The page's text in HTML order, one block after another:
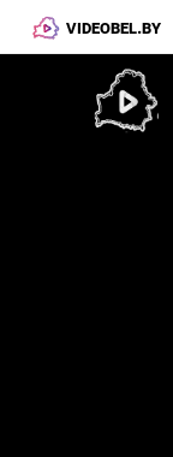
VIDEOBEL.BY